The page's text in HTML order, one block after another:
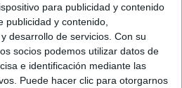
para publicidad y contenido
publicidad y contenido,
desarrollo de servicios. Con su
socios podemos utilizar datos de
e identificación mediante las
Puede hacer clic para otorgarnos